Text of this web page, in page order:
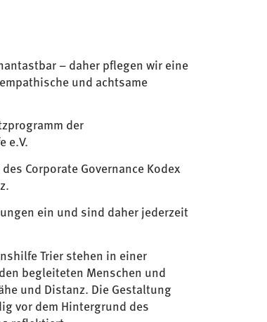
– daher pflegen wir eine
und achtsame
der
e.V.
Corporate Governance Kodex
ein und sind daher jederzeit
Trier stehen in einer
begleiteten Menschen und
und Distanz. Die Gestaltung
vor dem Hintergrund des